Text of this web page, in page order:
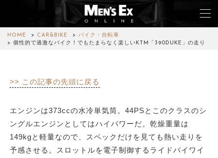
HOME CAR&BIKE
バイク・自転車
個性的で過激なバイク！でもたまらなく楽しいKTM「390DUKE」の走り
>> この記事の先頭に戻る
エンジンは373ccの水冷単気筒。44PSとこのクラスのシ
ングルエンジンとしてはハイパワーだ。乾燥重量は
149kgと軽量なので、スペックだけを見ても熱い走りを
予感させる。スロットルを電子制御するライドバイワイ
FASHION
WATCH
CAR&BIKE
LIFESTYLE